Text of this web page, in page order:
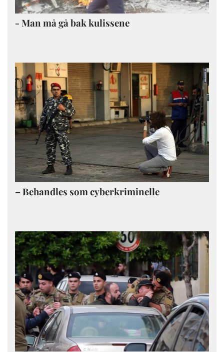
- Man må gå bak kulissene
– Behandles som cyberkriminelle